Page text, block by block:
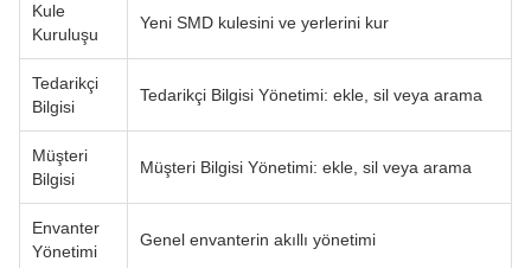
Kule
Kuruluşu
Yeni SMD kulesini ve yerlerini kur
Tedarikçi
Bilgisi
Tedarikçi Bilgisi Yönetimi: ekle, sil veya arama
Müşteri
Bilgisi
Müşteri Bilgisi Yönetimi: ekle, sil veya arama
Envanter
Yönetimi
Genel envanterin akıllı yönetimi